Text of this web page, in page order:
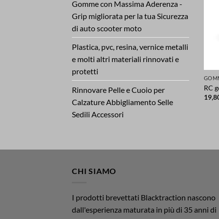
Gomme con Massima Aderenza -
Grip migliorata per la tua Sicurezza
di auto scooter moto
Plastica, pvc, resina, vernice metalli
e molti altri materiali rinnovati e
protetti
Rinnovare Pelle e Cuoio per
Calzature Abbigliamento Selle
Sedili Accessori
RC
CHI SIAMO
I prodotti brevettati Blacktraction nascono
dall'esperienza maturata in più di 35 anni di